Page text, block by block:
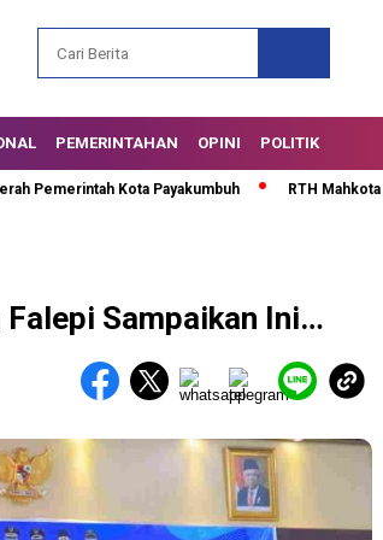
PEMERINTAHAN OPINI POLITIK
Kota Payakumbuh RTH Mahkota Berlian
Falepi Sampaikan Ini…